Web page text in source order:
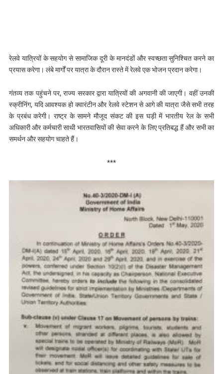
रेलवे यात्रियों के सहयोग से सामाजिक दूरी के मानदंडों और स्वच्छता सुनिश्चित करने का
प्रयास करेगा। लंबे मार्गों पर यात्रा के दौरान रास्‍ते में रेलवे एक भोजन प्रदान करेगा।
गंतव्य तक पहुंचने पर, राज्य सरकार द्वारा यात्रियों की अगवानी की जाएगी। वहीं उनकी
स्क्रीनिंग, यदि आवश्यक हो क्‍वारंटीन और रेलवे स्टेशन से आगे की यात्रा जैसे सभी तरह
के प्रबंध करेगी। राष्ट्र के सामने मौजूद संकट की इस घड़ी में भारतीय रेल के सभी
अधिकारी और कर्मचारी साथी भारतवासियों की सेवा करने के लिए प्रतिबद्ध हैं और सभी का
समर्थन और सहयोग चाहते हैं।
***